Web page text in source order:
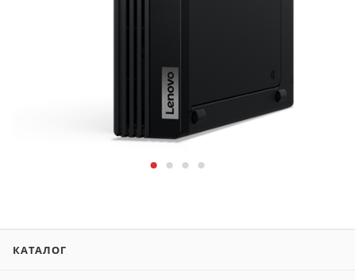
КАТАЛОГ